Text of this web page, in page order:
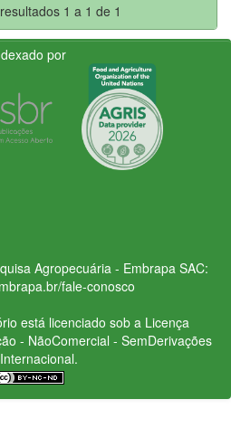
1 a 1 de 1
por
Agropecuária - Embrapa SAC:
fale-conosco
está licenciado sob a Licença
- NãoComercial - SemDerivações